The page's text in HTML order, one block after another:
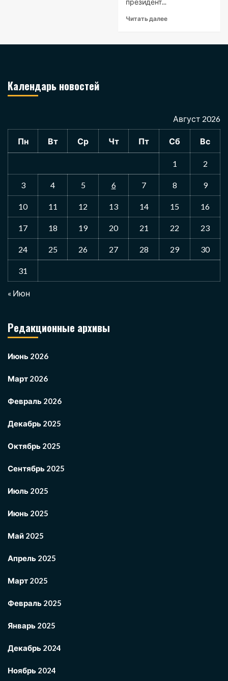
Читать далее
Календарь новостей
Август 2026
Пн Вт Ср Чт Пт Сб Вс
1 2
3 4 5 6 7 8 9
10 11 12 13 14 15 16
17 18 19 20 21 22 23
24 25 26 27 28 29 30
31
« Июн
Редакционные архивы
Июнь 2026
Март 2026
Февраль 2026
Декабрь 2025
Октябрь 2025
Сентябрь 2025
Июль 2025
Июнь 2025
Май 2025
Апрель 2025
Март 2025
Февраль 2025
Январь 2025
Декабрь 2024
Ноябрь 2024